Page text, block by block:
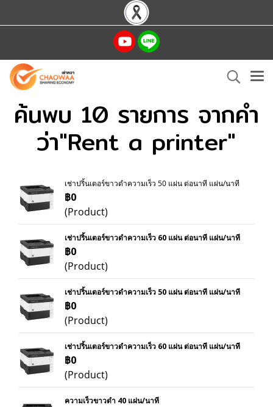
ค้นพบ 10 รายการ จากคำ
ว่า"Rent a printer"
เช่าปริ้นเตอร์ขาวดำความเร็ว 50 แผ่น ต่อนาที แผ่น/นาที
฿0
(Product)
เช่าปริ้นเตอร์ขาวดำความเร็ว 60 แผ่น ต่อนาที แผ่น/นาที
฿0
(Product)
เช่าปริ้นเตอร์ขาวดำความเร็ว 50 แผ่น ต่อนาที แผ่น/นาที
฿0
(Product)
เช่าปริ้นเตอร์ขาวดำความเร็ว 60 แผ่น ต่อนาที แผ่น/นาที
฿0
(Product)
ความเร็วขาวดำ 40 แผ่น/นาที